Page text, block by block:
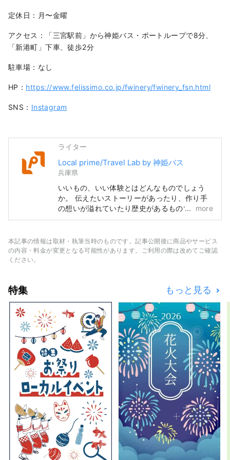
定休日：月〜金曜
アクセス：「三宮駅前」から神姫バス・ポートループで8分、
「新港町」下車、徒歩2分
駐車場：なし
HP： https://www.felissimo.co.jp/fwinery/fwinery_fsn.html
SNS： Instagram
ライター
Local prime/Travel Lab by 神姫バス
兵庫県
いいもの、いい体験とはどんなものでしょう
か。 伝えたいストーリーがあったり、作り手
の想いが溢れていたり歴史があるものであった
り、地元の方に愛されていたりとたくさん特徴
出会ったとき嬉しくて誰かに伝えたくなったこ
とはありませんか。 そして、伝えた結果、新
うに「かたる、つたえる、つながる」をコンセ
プトに兵庫のいいものを発掘し、お客様と兵庫
県内地域とのこころの距離が キュッと縮まる
ような情報を発信していきます。
more
本記事の情報は取材・執筆当時のものです。記事公開後に商品やサービス
の内容・料金が変更となる可能性があります。ご利用の際は改めてご確認
ください。
特集 もっと見る